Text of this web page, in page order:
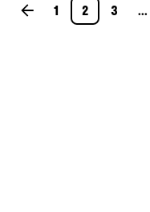
1
2 3 ...